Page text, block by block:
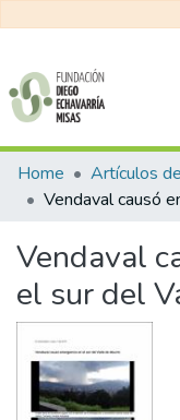
Communities &
All of DSpace
Statistics
Home Artículos
Vendaval
el sur del